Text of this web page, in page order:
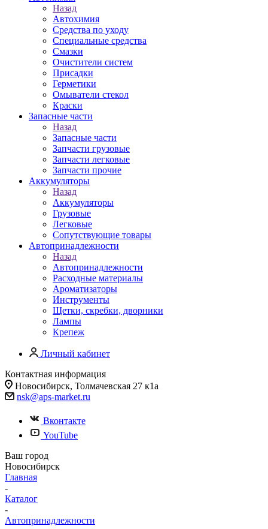
Назад
Автохимия
Средства по уходу
Специальные средства
Смазки
Очистители систем
Присадки
Герметики
Омыватели стекол
Краски
Запасные части
Назад
Запасные части
Запчасти грузовые
Запчасти легковые
Запчасти прочие
Аккумуляторы
Назад
Аккумуляторы
Грузовые
Легковые
Сопутствующие товары
Автопринадлежности
Назад
Автопринадлежности
Расходные материалы
Ароматизаторы
Инструменты
Щетки, скребки, дворники
Лампы
Крепеж
Личный кабинет
Контактная информация
Новосибирск, Толмачевская 27 к1а
nsk@aps-market.ru
Вконтакте
YouTube
Ваш город
Новосибирск
Главная
-
Каталог
-
Автопринадлежности